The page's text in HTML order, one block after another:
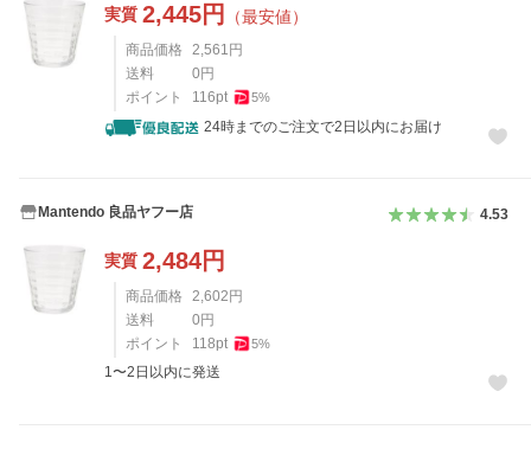
実質 2,445円 （最安値）
商品価格 2,561 円
送料
0 円
ポイント
116pt 5%
24時までのご注文で2日以内にお届け
Mantendo 良品ヤフー店 4.53
実質 2,484円
商品価格 2,602 円
送料
0 円
ポイント
118pt 5%
1〜2日以内に発送